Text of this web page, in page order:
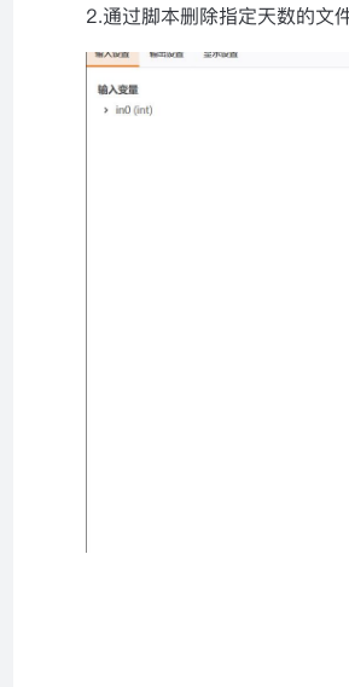
2.通过脚本删除指定天数的文